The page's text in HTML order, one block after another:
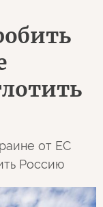
от ЕС
Россию